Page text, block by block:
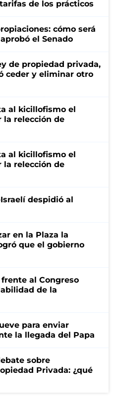
de los prácticos
cómo será
el Senado
de propiedad privada,
ceder y eliminar otro
al kicillofismo el
la relección de
al kicillofismo el
la relección de
despidió al
en la Plaza la
que el gobierno
al Congreso
de la
para enviar
la llegada del Papa
sobre
Privada: ¿qué